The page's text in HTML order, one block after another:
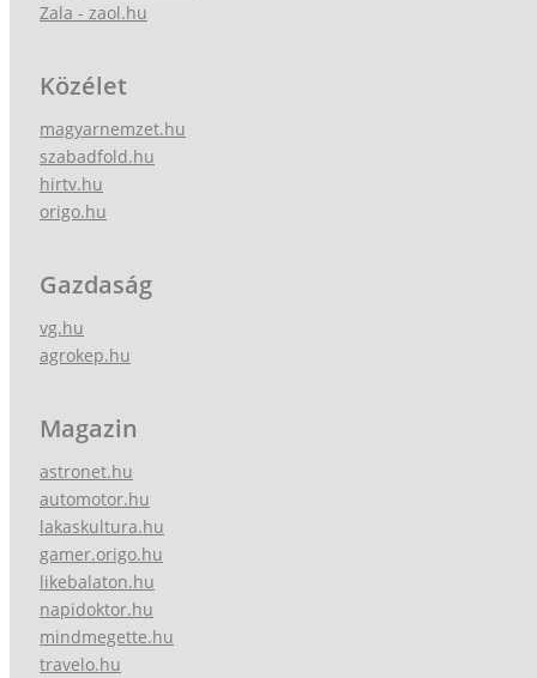
Zala - zaol.hu
Közélet
magyarnemzet.hu
szabadfold.hu
hirtv.hu
origo.hu
Gazdaság
vg.hu
agrokep.hu
Magazin
astronet.hu
automotor.hu
lakaskultura.hu
gamer.origo.hu
likebalaton.hu
napidoktor.hu
mindmegette.hu
travelo.hu